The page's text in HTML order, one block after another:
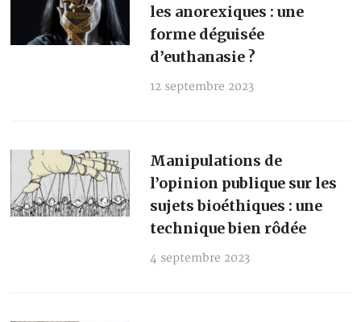
les anorexiques : une
forme déguisée
d’euthanasie ?
12 septembre 2023
Manipulations de
l’opinion publique sur les
sujets bioéthiques : une
technique bien rôdée
4 septembre 2023